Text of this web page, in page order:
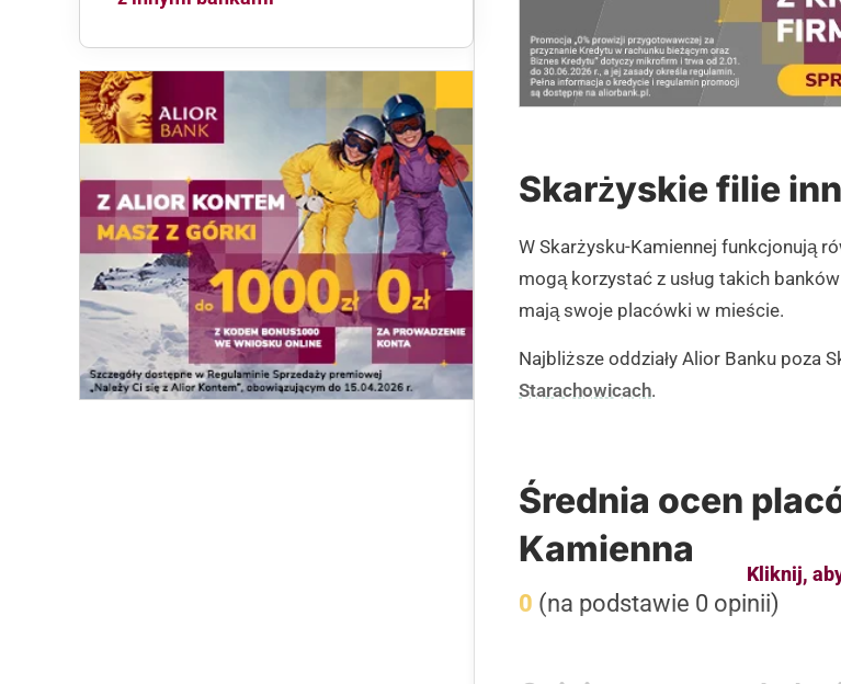
Skarżyskie filie
W Skarżysku-Kamiennej funkcjonują
mogą korzystać z usług takich
mają swoje placówki w mieście.
Najbliższe oddziały Alior Banku poza
Starachowicach.
Średnia ocen
Kamienna
0 (na podstawie 0 opinii)
Kliknij,